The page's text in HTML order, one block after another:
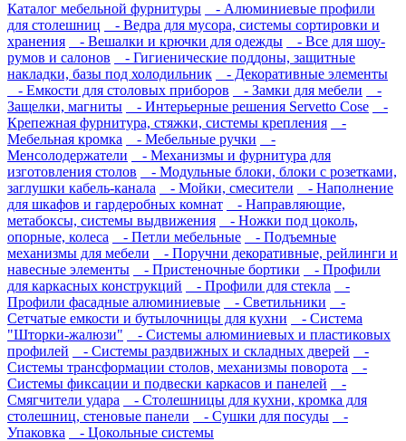
Каталог мебельной фурнитуры
- Алюминиевые профили
для столешниц
- Ведра для мусора, системы сортировки и
хранения
- Вешалки и крючки для одежды
- Все для шоу-
румов и салонов
- Гигиенические поддоны, защитные
накладки, базы под холодильник
- Декоративные элементы
- Емкости для столовых приборов
- Замки для мебели
-
Защелки, магниты
- Интерьерные решения Servetto Cose
-
Крепежная фурнитура, стяжки, системы крепления
-
Мебельная кромка
- Мебельные ручки
-
Менсолодержатели
- Механизмы и фурнитура для
изготовления столов
- Модульные блоки, блоки с розетками,
заглушки кабель-канала
- Мойки, смесители
- Наполнение
для шкафов и гардеробных комнат
- Направляющие,
метабоксы, системы выдвижения
- Ножки под цоколь,
опорные, колеса
- Петли мебельные
- Подъемные
механизмы для мебели
- Поручни декоративные, рейлинги и
навесные элементы
- Пристеночные бортики
- Профили
для каркасных конструкций
- Профили для стекла
-
Профили фасадные алюминиевые
- Светильники
-
Сетчатые емкости и бутылочницы для кухни
- Система
"Шторки-жалюзи"
- Системы алюминиевых и пластиковых
профилей
- Системы раздвижных и складных дверей
-
Системы трансформации столов, механизмы поворота
-
Системы фиксации и подвески каркасов и панелей
-
Смягчители удара
- Столешницы для кухни, кромка для
столешниц, стеновые панели
- Сушки для посуды
-
Упаковка
- Цокольные системы